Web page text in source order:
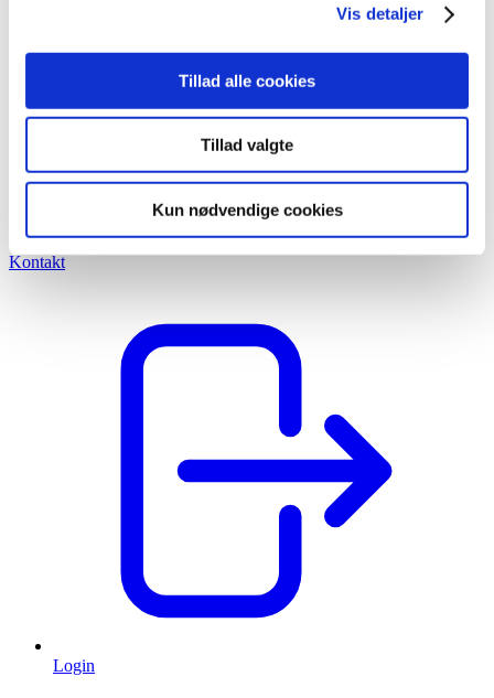
Vis detaljer
Tillad alle cookies
Tillad valgte
Kun nødvendige cookies
Om os
Kapacitetsanalyse
Professionel montage
RAL farver
Download brochurer
Testimonials
Tilfredshedsgaranti
Kontakt
Login